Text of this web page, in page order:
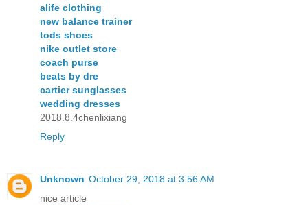
alife clothing
new balance trainer
tods shoes
nike outlet store
coach purse
beats by dre
cartier sunglasses
wedding dresses
2018.8.4chenlixiang
Reply
Unknown October 29, 2018 at 3:56 AM
nice article